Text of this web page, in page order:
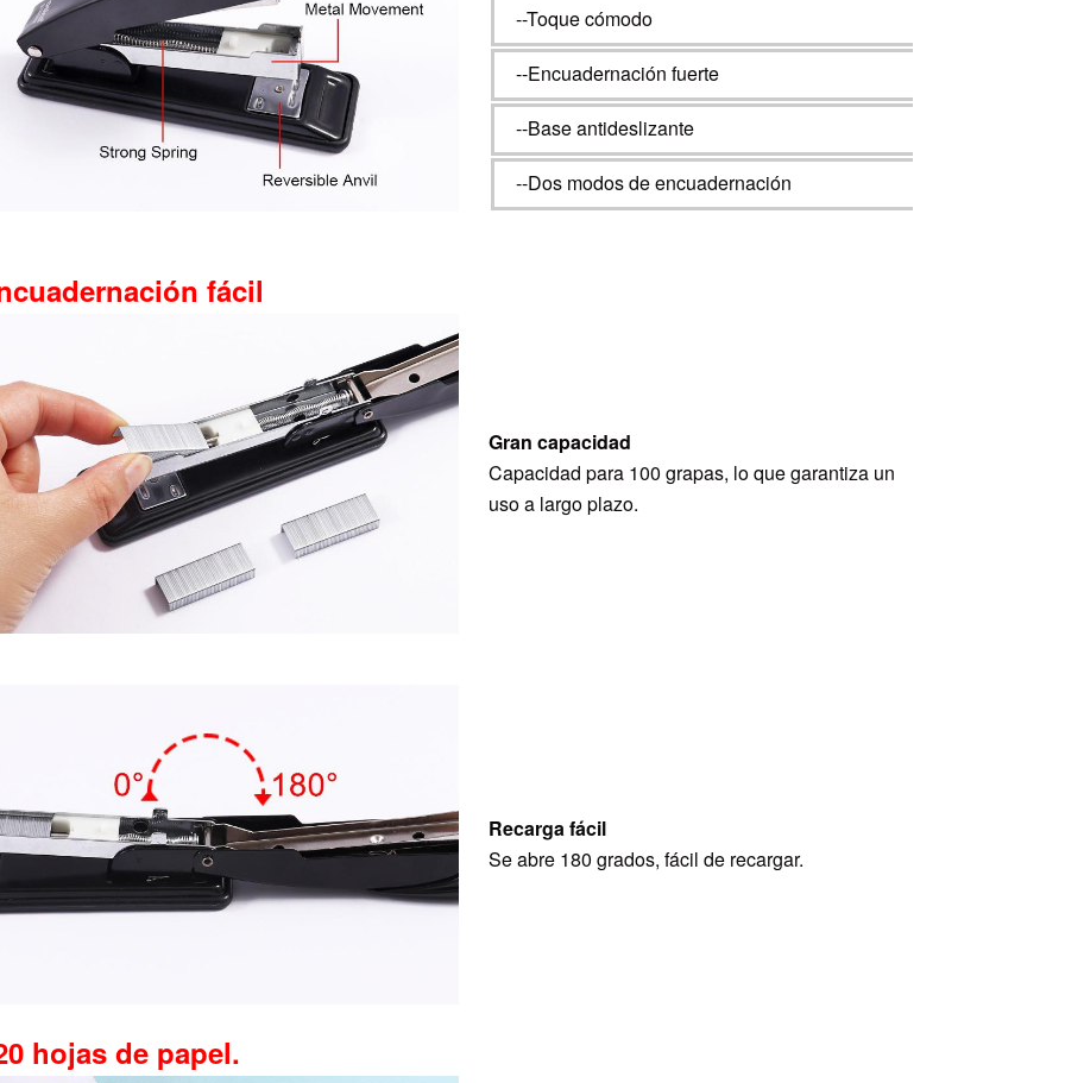
--Toque cómodo
--Encuadernación fuerte
--Base antideslizante
--Dos modos de encuadernación
fácil
Gran capacidad
Capacidad para 100 grapas, lo que garantiza un
uso a largo plazo.
Recarga fácil
Se abre 180 grados, fácil de recargar.
hojas de papel.